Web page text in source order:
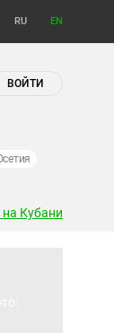
RU EN
ВОЙТИ
Кубани